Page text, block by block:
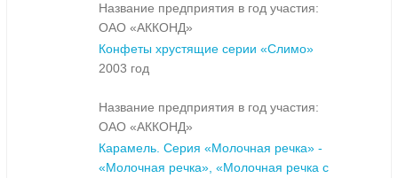
Название предприятия в год участия:
ОАО «АККОНД»
Конфеты хрустящие серии «Слимо»
2003 год
Название предприятия в год участия:
ОАО «АККОНД»
Карамель. Серия «Молочная речка» -
«Молочная речка», «Молочная речка с